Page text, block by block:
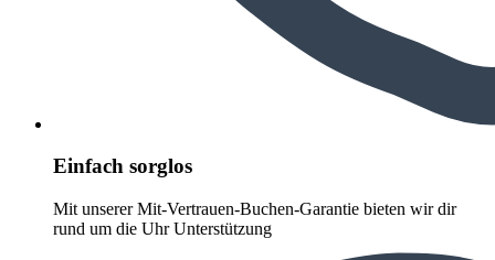
Einfach sorglos
Mit unserer Mit-Vertrauen-Buchen-Garantie bieten wir dir
rund um die Uhr Unterstützung